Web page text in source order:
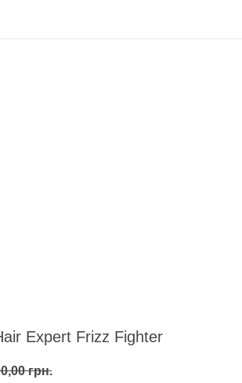
Expert Frizz Fighter
грн.